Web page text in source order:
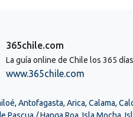
365chile.com
La guía online de Chile los 365
www.365chile.com
, Antofagasta, Arica, Calama,